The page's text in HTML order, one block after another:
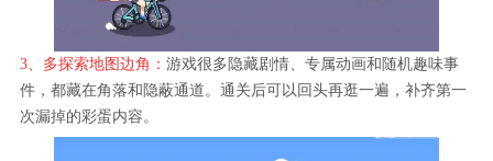
3、多探索地图边角： 游戏很多隐藏剧情、专属动画和随机趣味事
件，都藏在角落和隐蔽通道。通关后可以回头再逛一遍，补齐第一
次漏掉的彩蛋内容。